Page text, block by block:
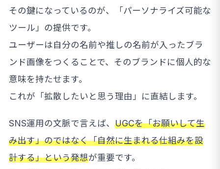
その鍵になっているのが、「パーソナライズ可能な
ツール」の提供です。
ユーザーは自分の名前や推しの名前が入ったブラ
ンド画像をつくることで、そのブランドに個人的な
意味を持たせます。
これが「拡散したいと思う理由」に直結します。
SNS運用の文脈で言えば、 UGCを「お願いして生
み出す」のではなく「自然に生まれる仕組みを設
計する」という発想が重要です。